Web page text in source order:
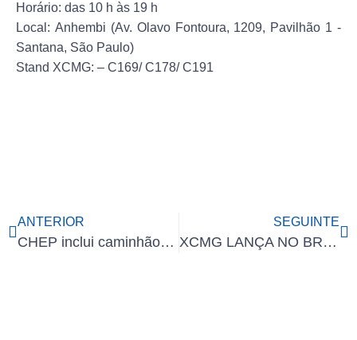
Horário: das 10 h às 19 h
Local: Anhembi (Av. Olavo Fontoura, 1209, Pavilhão 1 -
Santana, São Paulo)
Stand XCMG: – C169/ C178/ C191
ANTERIOR
CHEP inclui caminhão elétrico XCMG em sua logística no Brasil
SEGUINTE
XCMG LANÇA NO BRASIL O PRIMEIRO CAMINHÃO PIPA 100% ELÉTRICO